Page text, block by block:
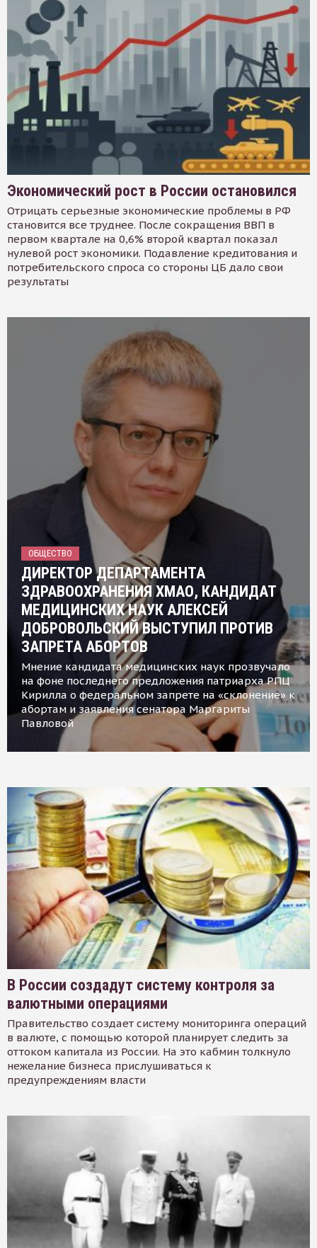
Экономический рост в России остановился
Отрицать серьезные экономические проблемы в РФ
становится все труднее. После сокращения ВВП в
первом квартале на 0,6% второй квартал показал
нулевой рост экономики. Подавление кредитования и
потребительского спроса со стороны ЦБ дало свои
результаты
ОБЩЕСТВО
ДИРЕКТОР ДЕПАРТАМЕНТА
ЗДРАВООХРАНЕНИЯ ХМАО, КАНДИДАТ
МЕДИЦИНСКИХ НАУК АЛЕКСЕЙ
ДОБРОВОЛЬСКИЙ ВЫСТУПИЛ ПРОТИВ
ЗАПРЕТА АБОРТОВ
Мнение кандидата медицинских наук прозвучало
на фоне последнего предложения патриарха РПЦ
Кирилла о федеральном запрете на «склонение» к
абортам и заявления сенатора Маргариты
Павловой
В России создадут систему контроля за
валютными операциями
Правительство создает систему мониторинга операций
в валюте, с помощью которой планирует следить за
оттоком капитала из России. На это кабмин толкнуло
нежелание бизнеса прислушиваться к
предупреждениям власти